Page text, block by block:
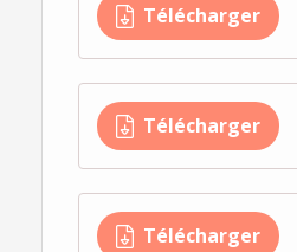
Télécharger
Télécharger
Télécharger